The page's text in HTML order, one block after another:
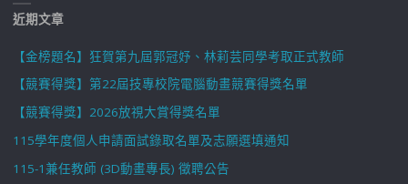
近期文章
【金榜題名】狂賀第九屆郭冠妤、林莉芸同學考取正式教師
【競賽得獎】第22屆技專校院電腦動畫競賽得獎名單
【競賽得獎】2026放視大賞得獎名單
115學年度個人申請面試錄取名單及志願選填通知
115-1兼任教師 (3D動畫專長) 徵聘公告